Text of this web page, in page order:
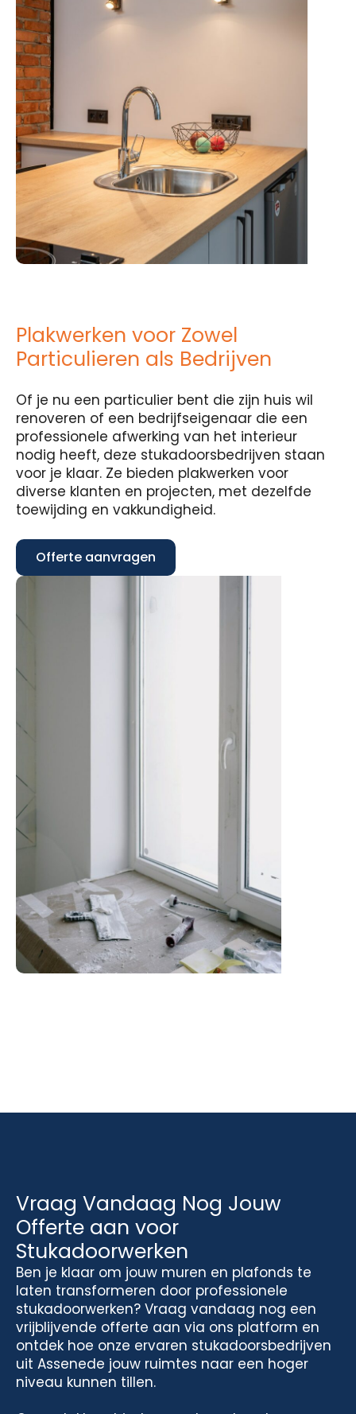
Plakwerken voor Zowel
Particulieren als Bedrijven
Of je nu een particulier bent die zijn huis wil
renoveren of een bedrijfseigenaar die een
professionele afwerking van het interieur
nodig heeft, deze stukadoorsbedrijven staan
voor je klaar. Ze bieden plakwerken voor
diverse klanten en projecten, met dezelfde
toewijding en vakkundigheid.
Offerte aanvragen
Vraag Vandaag Nog Jouw
Offerte aan voor
Stukadoorwerken
Ben je klaar om jouw muren en plafonds te
laten transformeren door professionele
stukadoorwerken? Vraag vandaag nog een
vrijblijvende offerte aan via ons platform en
ontdek hoe onze ervaren stukadoorsbedrijven
uit Assenede jouw ruimtes naar een hoger
niveau kunnen tillen.